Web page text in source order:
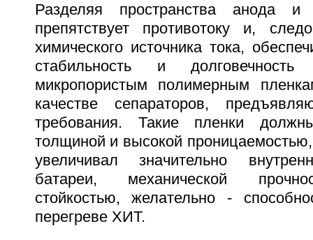
Разделяя пространства анода и
препятствует противотоку и,
химического источника тока,
стабильность и
микропористым полимерным
качестве сепараторов,
требования. Такие пленки
толщиной и высокой
увеличивал значительно
батареи, механической
стойкостью, желательно -
перегреве ХИТ.